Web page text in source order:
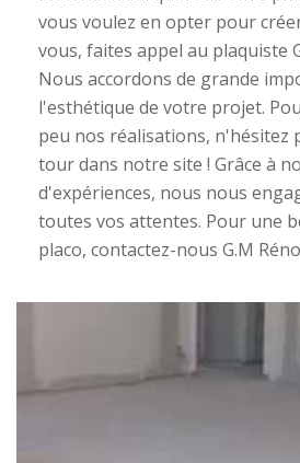
vous voulez en opter pour
vous, faites appel au plaquiste
Nous accordons de grande
l'esthétique de votre projet.
peu nos réalisations, n'hésitez
tour dans notre site ! Grâce à
d'expériences, nous nous
toutes vos attentes. Pour une
placo, contactez-nous G.M